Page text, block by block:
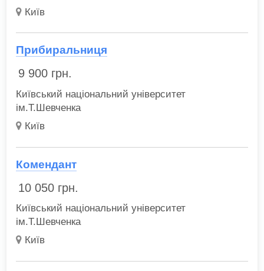
Київ
Прибиральниця
9 900 грн.
Київський національний університет
ім.Т.Шевченка
Київ
Комендант
10 050 грн.
Київський національний університет
ім.Т.Шевченка
Київ